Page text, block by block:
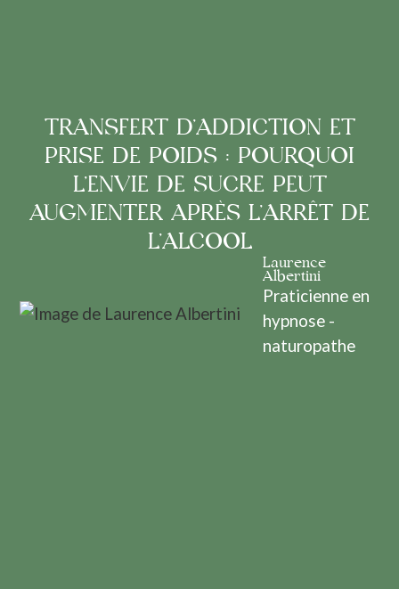
TRANSFERT D’ADDICTION ET
PRISE DE POIDS : POURQUOI
L’ENVIE DE SUCRE PEUT
AUGMENTER APRÈS L’ARRÊT DE
L’ALCOOL
Laurence
Albertini
Praticienne en
hypnose -
naturopathe